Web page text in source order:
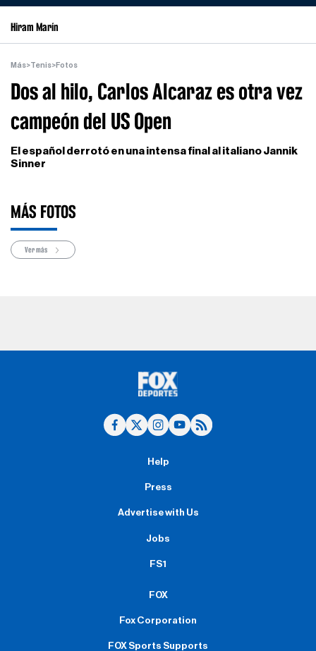
Hiram Marín
Más> Tenis>Fotos
Dos al hilo, Carlos Alcaraz es otra vez
campeón del US Open
El español derrotó en una intensa final al italiano Jannik
Sinner
MÁS FOTOS
Ver más
Help
Press
Advertise with Us
Jobs
FS1
FOX
Fox Corporation
FOX Sports Supports